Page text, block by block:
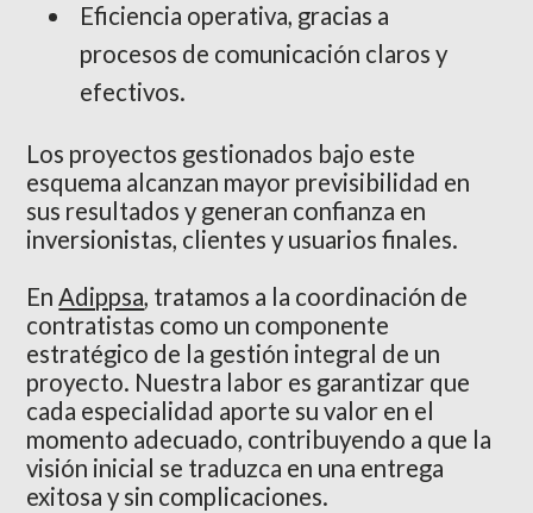
Eficiencia operativa, gracias a
procesos de comunicación claros y
efectivos.
Los proyectos gestionados bajo este
esquema alcanzan mayor previsibilidad en
sus resultados y generan confianza en
inversionistas, clientes y usuarios finales.
EnAdippsa, tratamos a la coordinación de
contratistas como un componente
estratégico de la gestión integral de un
proyecto. Nuestra labor es garantizar que
cada especialidad aporte su valor en el
momento adecuado, contribuyendo a que la
visión inicial se traduzca en una entrega
exitosa y sin complicaciones.